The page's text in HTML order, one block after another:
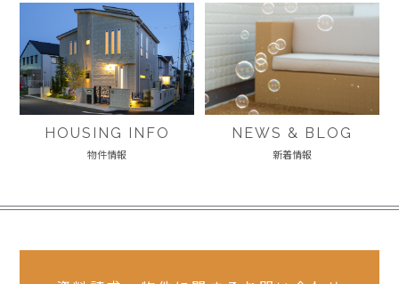
HOUSING INFO
物件情報
NEWS & BLOG
新着情報